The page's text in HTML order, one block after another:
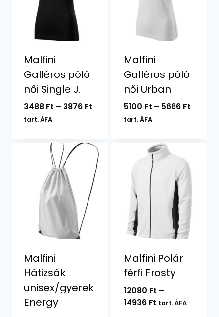
Malfini
Galléros póló
női Single J.
3488 Ft – 3876 FtÁrtartomány:
3876 Ft
tart. ÁFA
Malfini
Galléros póló
női Urban
5100 Ft – 5666 Ft
tart. ÁFA
Malfini
Hátizsák
unisex/gyerek
Energy
Malfini Polár
férfi Frosty
12080 Ft –
14936 FtÁrtartomány:
tart. ÁFA